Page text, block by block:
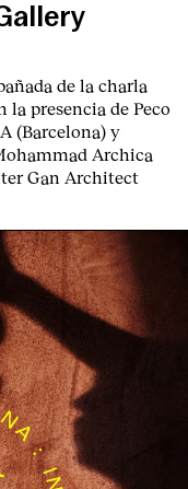
Català
de la charla
la presencia de Peco
(Barcelona) y
Archica
Gan Architect